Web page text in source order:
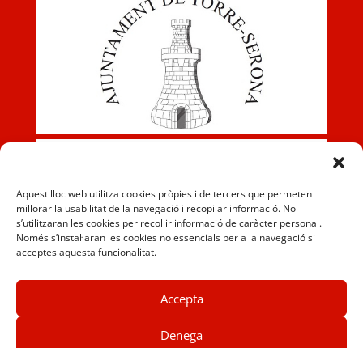
Aquest lloc web utilitza cookies pròpies i de tercers que permeten
millorar la usabilitat de la navegació i recopilar informació. No
s’utilitzaran les cookies per recollir informació de caràcter personal.
Només s’instal·laran les cookies no essencials per a la navegació si
acceptes aquesta funcionalitat.
Accepta
Denega